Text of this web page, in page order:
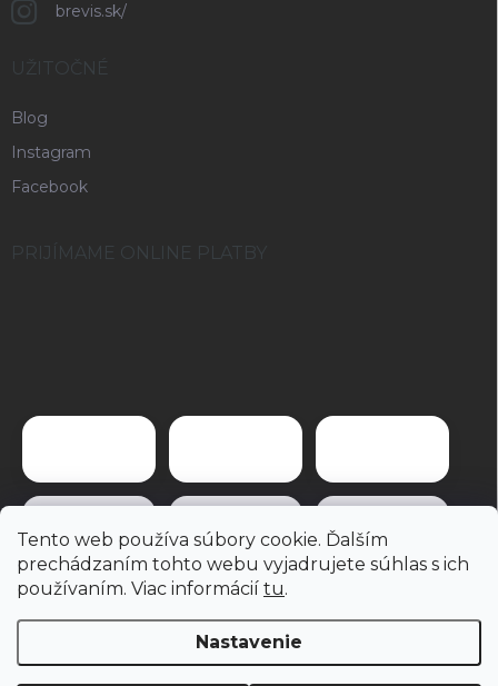
Tento web používa súbory cookie. Ďalším
prechádzaním tohto webu vyjadrujete súhlas s ich
používaním. Viac informácií tu.
Nastavenie
brevis.sk/
UŽITOČNÉ
Blog
Instagram
Facebook
PRIJÍMAME ONLINE PLATBY